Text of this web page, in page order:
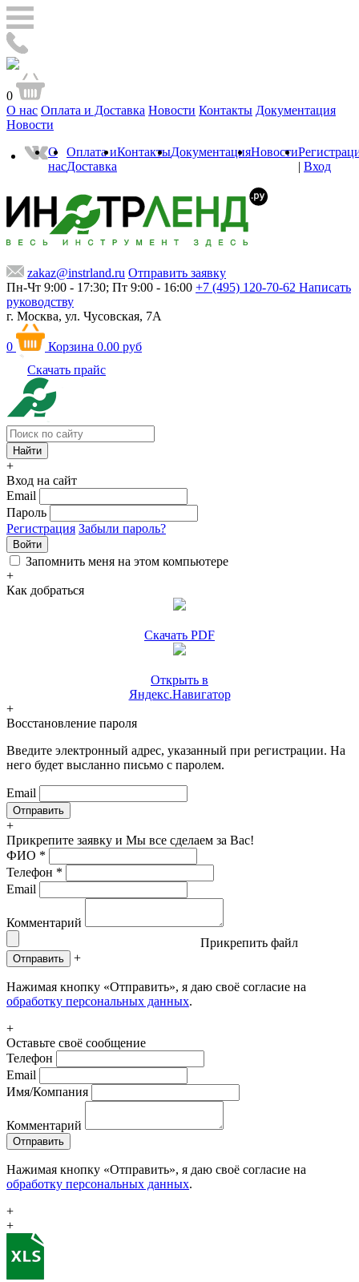
0
О нас Оплата и Доставка Новости Контакты Документация
Новости
О
нас
Оплата и
Доставка
КонтактыДокументацияНовости
| Вход
zakaz@instrland.ru Отправить заявку
Пн-Чт 9:00 - 17:30; Пт 9:00 - 16:00 +7 (495) 120-70-62 Написать
руководству
г. Москва, ул. Чусовская, 7А
0 Корзина 0.00 руб
Скачать прайс
+
Вход на сайт
Email
Пароль
Регистрация Забыли пароль?
Войти
Запомнить меня на этом компьютере
+
Как добраться
Скачать PDF
Открыть в
Яндекс.Навигатор
+
Восстановление пароля
Введите электронный адрес, указанный при регистрации. На
него будет высланно письмо с паролем.
Email
+
Прикрепите заявку и Мы все сделаем за Вас!
ФИО *
Телефон *
Email
Комментарий
Прикрепить файл
Отправить +
Нажимая кнопку «Отправить», я даю своё согласие на
обработку персональных данных.
+
Оставьте своё сообщение
Телефон
Email
Имя/Компания
Комментарий
Отправить
Нажимая кнопку «Отправить», я даю своё согласие на
обработку персональных данных.
+
+